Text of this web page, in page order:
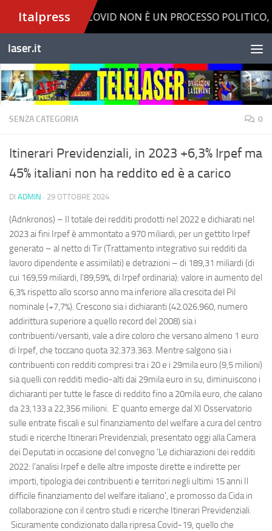
Salta al contenuto
laser.it
SENZA CATEGORIA 0
Itinerari Previdenziali, in 2023 +6,3% Irpef ma
45% italiani non ha reddito ed è a carico
DI ADMIN · 29 OTTOBRE 2024
(Adnkronos) – Il totale dei redditi prodotti nel 2022 e dichiarati nel
2023 ai fini Irpef è ammontato a 970 miliardi, per un gettito Irpef
generato – al netto di Tir (Trattamento integrativo sui redditi da
lavoro dipendente e assimilati) e detrazioni – di 189,31 miliardi (di
cui 169,59 miliardi, l’89,59%, di Irpef ordinaria): valore in aumento del
6,3% rispetto allo scorso anno ma inferiore alla crescita del Pil
nominale (+7,7%). Crescono sia i dichiaranti (42.026.960, numero
addirittura superiore a quello record del 2008) sia i
contribuenti/versanti, vale a dire coloro che versano almeno 1 euro
di Irpef, che toccano quota 32.373.363. Mentre salgono sia i
contribuenti con redditi compresi tra i 20 e i 29mila euro (9,5 milioni)
sia quelli con redditi medio-alti dai 29mila euro in su, diminuiscono i
dichiaranti per tutte le fasce di reddito fino a 20mila euro, che calano
da 23,133 a 22,356 milioni. E' quanto emerge dal XI Osservatorio
sulle entrate fiscali e sul finanziamento del welfare a cura del centro
studi e ricerche Itinerari Previdenziali, presentato oggi alla Camera
dei Deputati in occasione del convegno 'Le dichiarazioni dei redditi
2022: l’analisi Irpef e delle altre imposte dirette e indirette per
importi, tipologia dei contribuenti e territori negli ultimi 15 anni Il
difficile finanziamento del welfare italiano', e promosso da Cida in
collaborazione con il centro studi e ricerche Itinerari Previdenziali.
Sicuramente condizionato dalla ripresa Covid-19, quello che